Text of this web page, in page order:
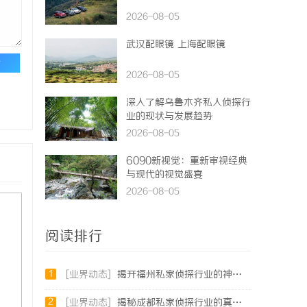
2026-08-05
武汉配眼镜 上海配眼镜
2026-08-05
深入了解乌鲁木齐私人侦探行
业的现状与发展趋势
2026-08-05
6090新视觉：重新审视经典
与现代的视觉盛宴
2026-08-05
阅读排行
1 [业界动态] 揭开福州私家侦探行业的神秘面纱：服务、优势与法律解析
2 [业界动态] 揭秘成都私家侦探行业的真实面貌与专业服务